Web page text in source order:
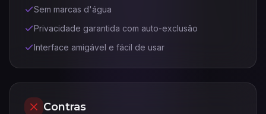
Sem marcas d'água
Privacidade garantida com auto-exclusão
Interface amigável e fácil de usar
Contras